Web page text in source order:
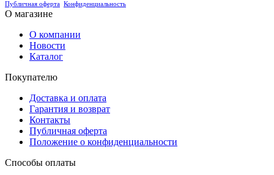
Публичная оферта Конфиденциальность
О магазине
О компании
Новости
Каталог
Покупателю
Доставка и оплата
Гарантия и возврат
Контакты
Публичная оферта
Положение о конфиденциальности
Способы оплаты